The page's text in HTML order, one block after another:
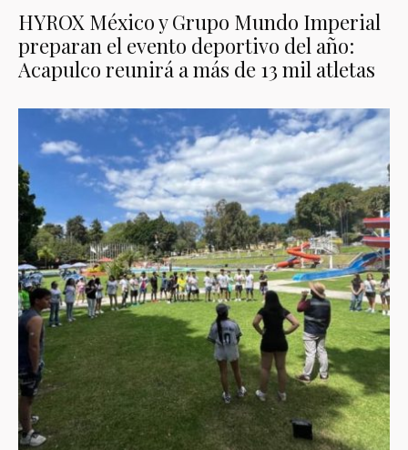
HYROX México y Grupo Mundo Imperial
preparan el evento deportivo del año:
Acapulco reunirá a más de 13 mil atletas